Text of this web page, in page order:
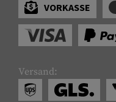
VORKASSE
Versand: